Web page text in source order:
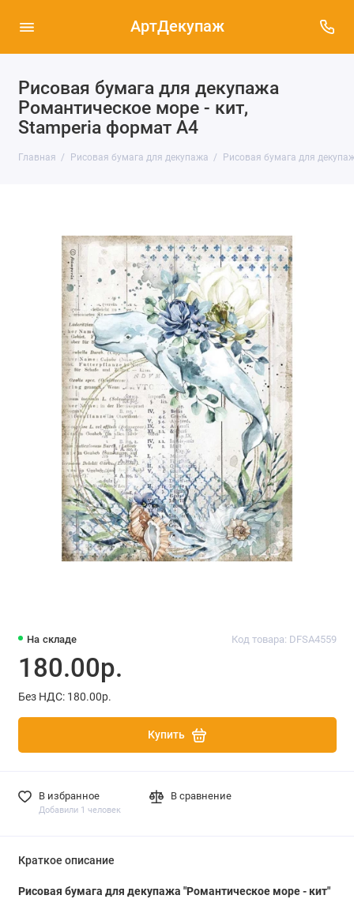
АртДекупаж
Рисовая бумага для декупажа
Романтическое море - кит,
Stamperia формат А4
Главная Рисовая бумага для декупажа Рисовая бумага для
На складе Код товара: DFSA4559
180.00р.
Без НДС: 180.00р.
Купить
В избранное
Добавили 1 человек
В сравнение
Краткое описание
Рисовая бумага для декупажа "Романтическое море - кит"